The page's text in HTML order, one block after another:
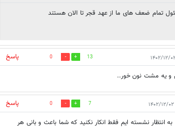
تمام ضعف های ما از عهد قجر تا الان هستند
13
0
پاسخ
و یه مشت نون خور..
7
0
پاسخ
انتظار نشسته ایم فقط انکار نکنید که شما باعث و بانی هر